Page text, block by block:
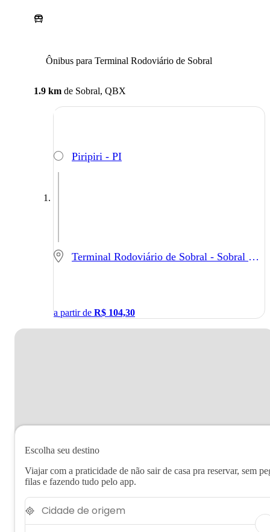
Ônibus para Terminal Rodoviário de Sobral
1.9 km de Sobral, QBX
Piripiri - PI
Terminal Rodoviário de Sobral - Sobral - CE
a partir de R$ 104,30
Escolha seu destino
Viajar com a praticidade de não sair de casa pra reservar, sem
filas e fazendo tudo pelo app.